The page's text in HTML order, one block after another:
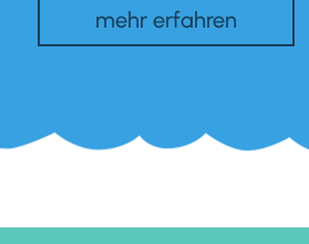
mehr erfahren